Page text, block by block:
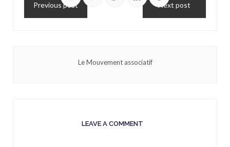
Previous post Next post
Le Mouvement associatif
LEAVE A COMMENT